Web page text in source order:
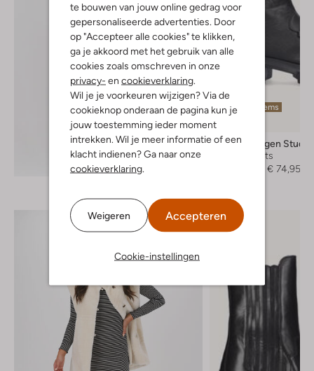
te bouwen van jouw online gedrag voor
gepersonaliseerde advertenties. Door
op "Accepteer alle cookies" te klikken,
ga je akkoord met het gebruik van alle
cookies zoals omschreven in onze
privacy- en cookieverklaring.
Wil je je voorkeuren wijzigen? Via de
cookieknop onderaan de pagina kun je
jouw toestemming ieder moment
intrekken. Wil je meer informatie of een
klacht indienen? Ga naar onze
cookieverklaring.
Weigeren Accepteren
Cookie-instellingen
Ontdek de look
Laatste items
Copenhagen
Enkelboots
€ 74,95